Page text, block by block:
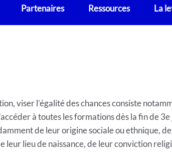
Partenaires Ressources La
viser l’égalité des chances consiste
à toutes les formations dès la fin de
de leur origine sociale ou ethnique,
leur lieu de naissance, de leur conviction